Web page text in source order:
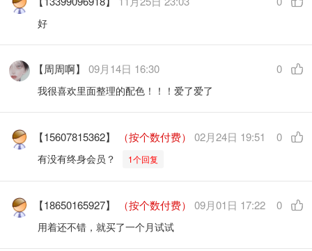
好
【周周啊】09月14日 16:30 0
我很喜欢里面整理的配色！！！爱了爱了
【15607815362】 （按个数付费） 02月24日 19:51 0
有没有终身会员？ 1个回复
【18650165927】 （按个数付费） 09月01日 17:22 0
用着还不错，就买了一个月试试